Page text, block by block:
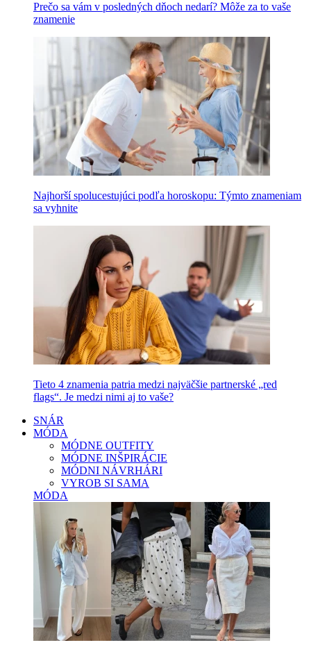
Prečo sa vám v posledných dňoch nedarí? Môže za to vaše
znamenie
Najhorší spolucestujúci podľa horoskopu: Týmto znameniam
sa vyhnite
Tieto 4 znamenia patria medzi najväčšie partnerské „red
flags“. Je medzi nimi aj to vaše?
SNÁR
MÓDA
MÓDNE OUTFITY
MÓDNE INŠPIRÁCIE
MÓDNI NÁVRHÁRI
VYROB SI SAMA
MÓDA